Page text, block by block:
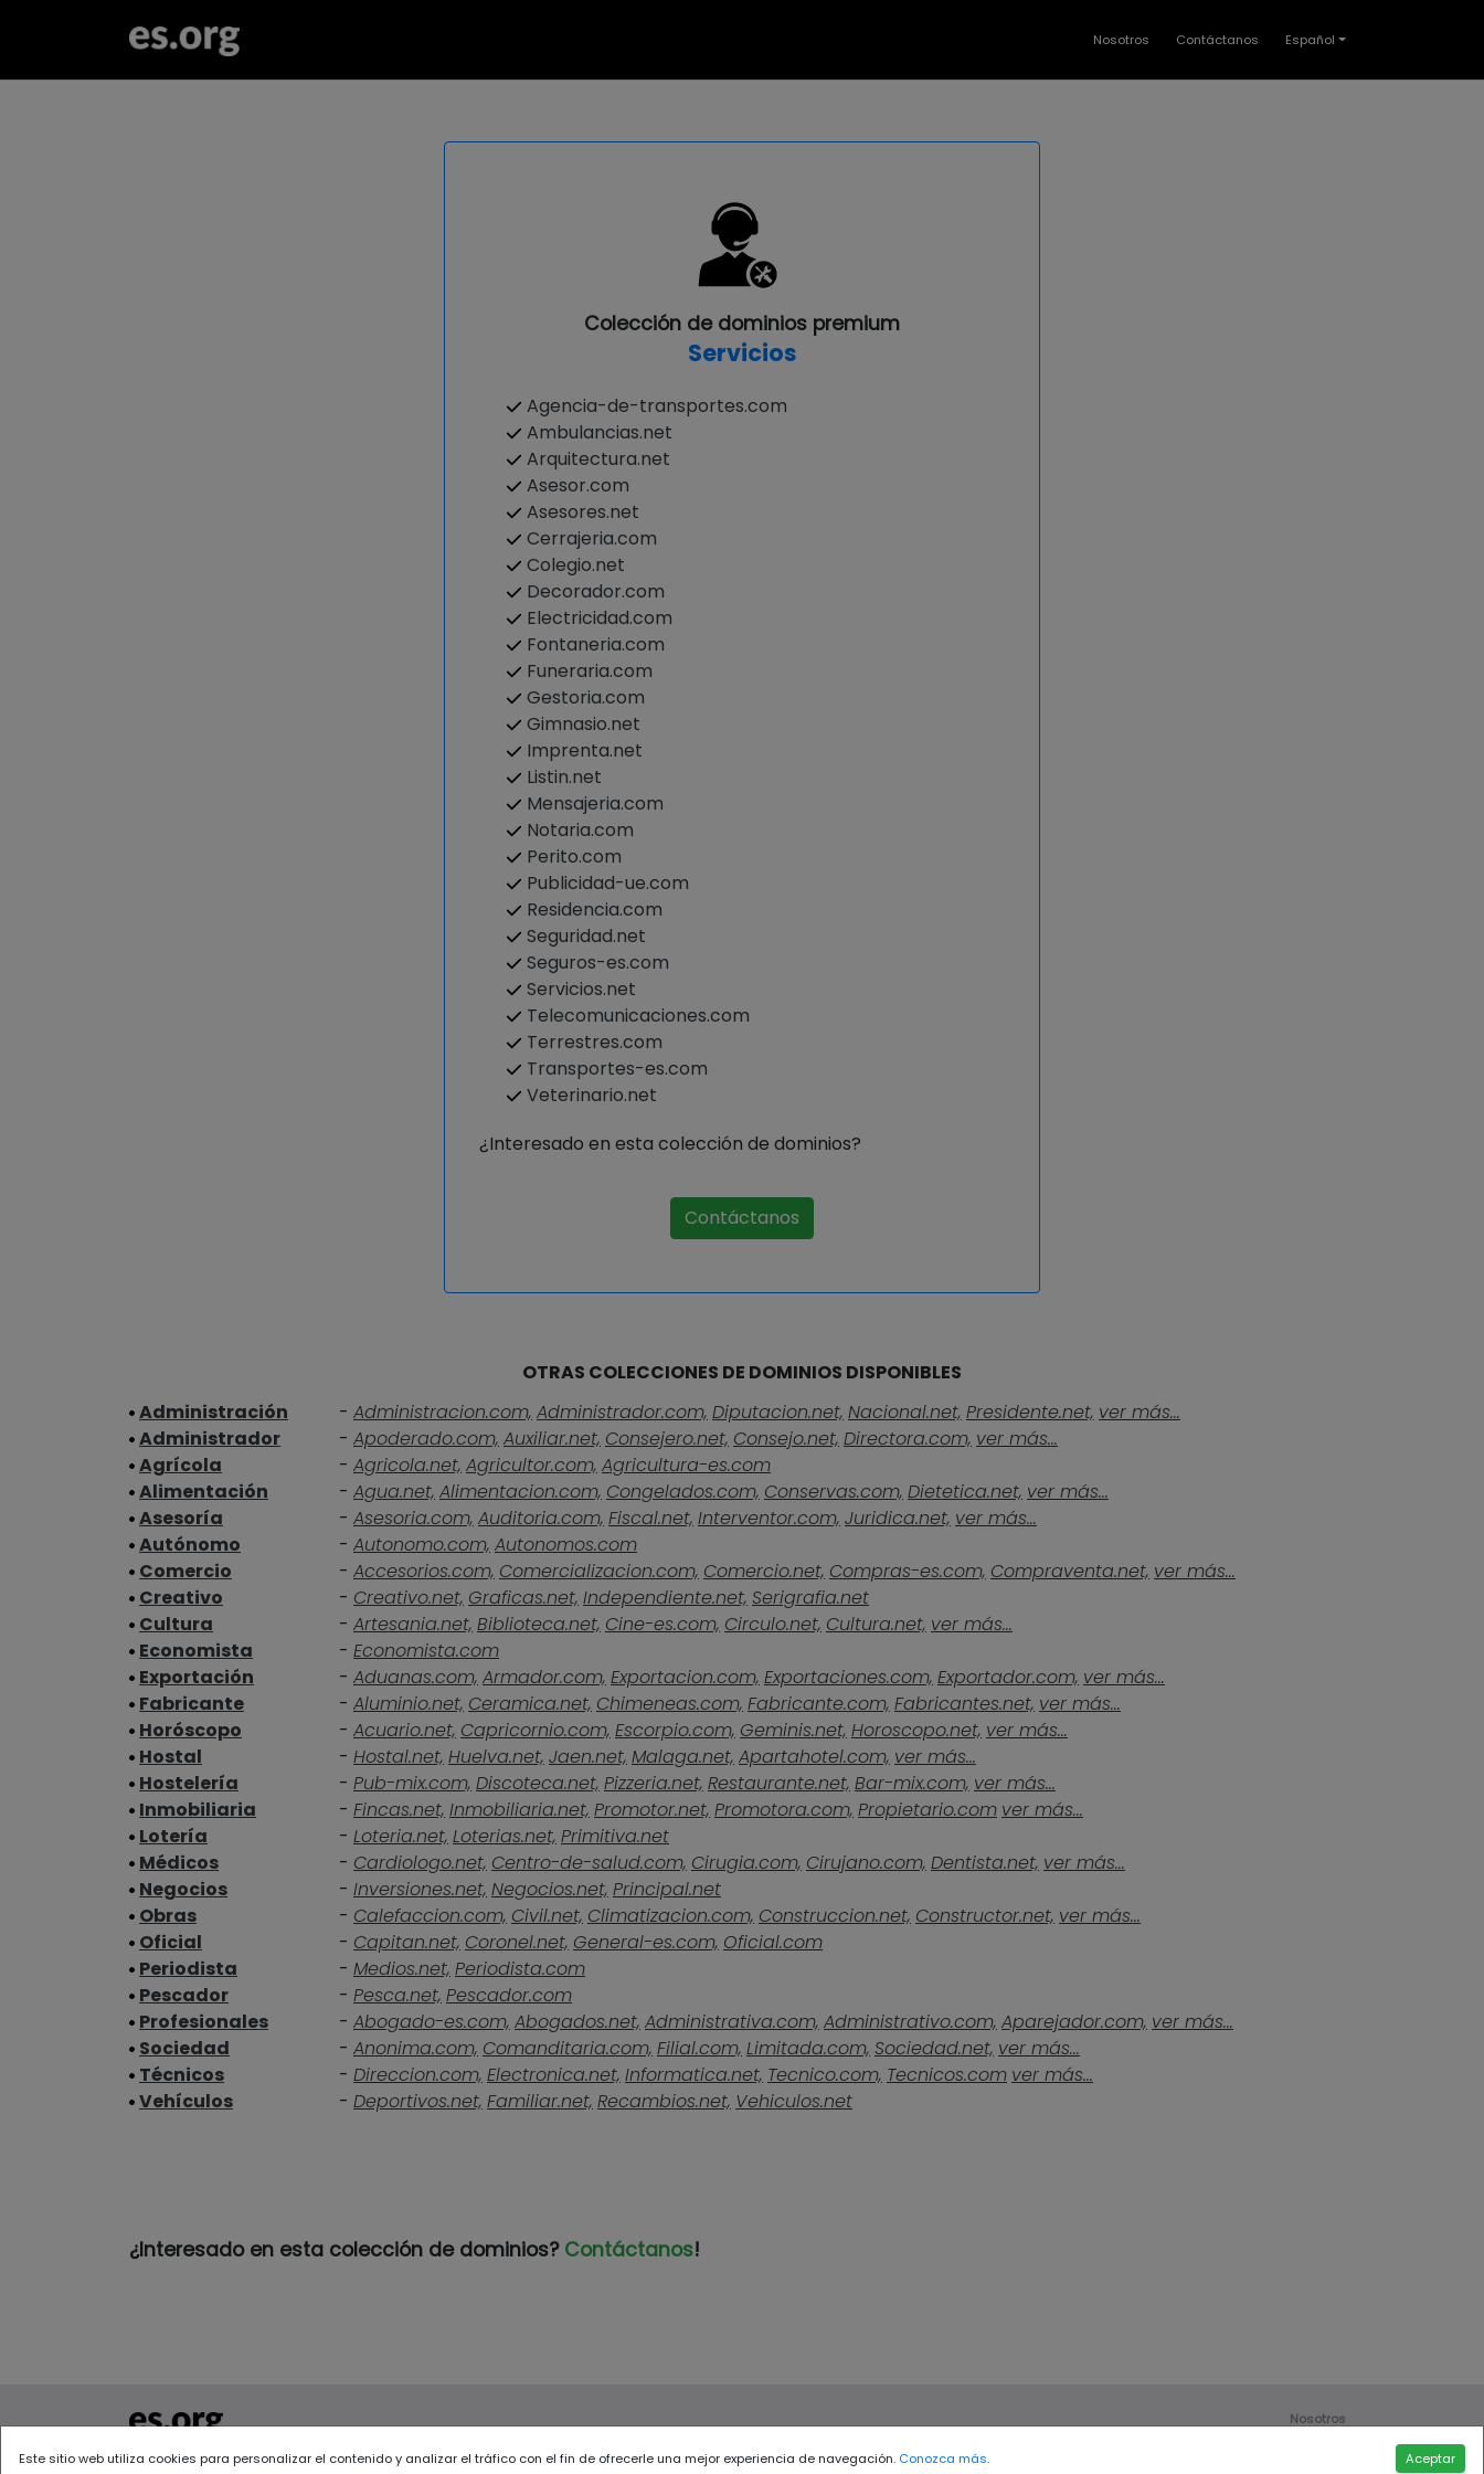
Este sitio web utiliza cookies para personalizar el contenido y analizar el tráfico con el fin de ofrecerle una mejor experiencia de navegación. Conozca más. Aceptar
Nosotros Contáctanos Español
Colección de dominios premium
Servicios
Agencia-de-transportes.com
Ambulancias.net
Arquitectura.net
Asesor.com
Asesores.net
Cerrajeria.com
Colegio.net
Decorador.com
Electricidad.com
Fontaneria.com
Funeraria.com
Gestoria.com
Gimnasio.net
Imprenta.net
Listin.net
Mensajeria.com
Notaria.com
Perito.com
Publicidad-ue.com
Residencia.com
Seguridad.net
Seguros-es.com
Servicios.net
Telecomunicaciones.com
Terrestres.com
Transportes-es.com
Veterinario.net
¿Interesado en esta colección de dominios?
Contáctanos
OTRAS COLECCIONES DE DOMINIOS DISPONIBLES
Administración
- Administracion.com, Administrador.com, Diputacion.net, Nacional.net, Presidente.net, ver más...
Administrador
- Apoderado.com, Auxiliar.net, Consejero.net, Consejo.net, Directora.com, ver más...
Agrícola
- Agricola.net, Agricultor.com, Agricultura-es.com
Alimentación
- Agua.net, Alimentacion.com, Congelados.com, Conservas.com, Dietetica.net, ver más...
Asesoría
- Asesoria.com, Auditoria.com, Fiscal.net, Interventor.com, Juridica.net, ver más...
Autónomo
- Autonomo.com, Autonomos.com
Comercio
- Accesorios.com, Comercializacion.com, Comercio.net, Compras-es.com, Compraventa.net, ver más...
Creativo
- Creativo.net, Graficas.net, Independiente.net, Serigrafia.net
Cultura
- Artesania.net, Biblioteca.net, Cine-es.com, Circulo.net, Cultura.net, ver más...
Economista
- Economista.com
Exportación
- Aduanas.com, Armador.com, Exportacion.com, Exportaciones.com, Exportador.com, ver más...
Fabricante
- Aluminio.net, Ceramica.net, Chimeneas.com, Fabricante.com, Fabricantes.net, ver más...
Horóscopo
- Acuario.net, Capricornio.com, Escorpio.com, Geminis.net, Horoscopo.net, ver más...
Hostal
- Hostal.net, Huelva.net, Jaen.net, Malaga.net, Apartahotel.com, ver más...
Hostelería
- Pub-mix.com, Discoteca.net, Pizzeria.net, Restaurante.net, Bar-mix.com, ver más...
Inmobiliaria
- Fincas.net, Inmobiliaria.net, Promotor.net, Promotora.com, Propietario.com ver más...
Lotería
- Loteria.net, Loterias.net, Primitiva.net
Médicos
- Cardiologo.net, Centro-de-salud.com, Cirugia.com, Cirujano.com, Dentista.net, ver más...
Negocios
- Inversiones.net, Negocios.net, Principal.net
Obras
- Calefaccion.com, Civil.net, Climatizacion.com, Construccion.net, Constructor.net, ver más...
Oficial
- Capitan.net, Coronel.net, General-es.com, Oficial.com
Periodista
- Medios.net, Periodista.com
Pescador
- Pesca.net, Pescador.com
Profesionales
- Abogado-es.com, Abogados.net, Administrativa.com, Administrativo.com, Aparejador.com, ver más...
Sociedad
- Anonima.com, Comanditaria.com, Filial.com, Limitada.com, Sociedad.net, ver más...
Técnicos
- Direccion.com, Electronica.net, Informatica.net, Tecnico.com, Tecnicos.com ver más...
Vehículos
- Deportivos.net, Familiar.net, Recambios.net, Vehiculos.net
¿Interesado en esta colección de dominios? Contáctanos!
Todos los derechos reservados 2022
Nosotros